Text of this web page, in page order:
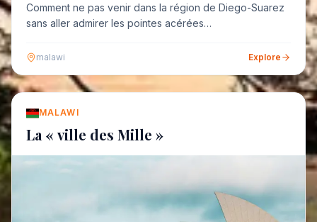
Comment ne pas venir dans la région de Diego-Suarez
sans aller admirer les pointes acérées…
malawi Explore
MALAWI
La « ville des Mille »